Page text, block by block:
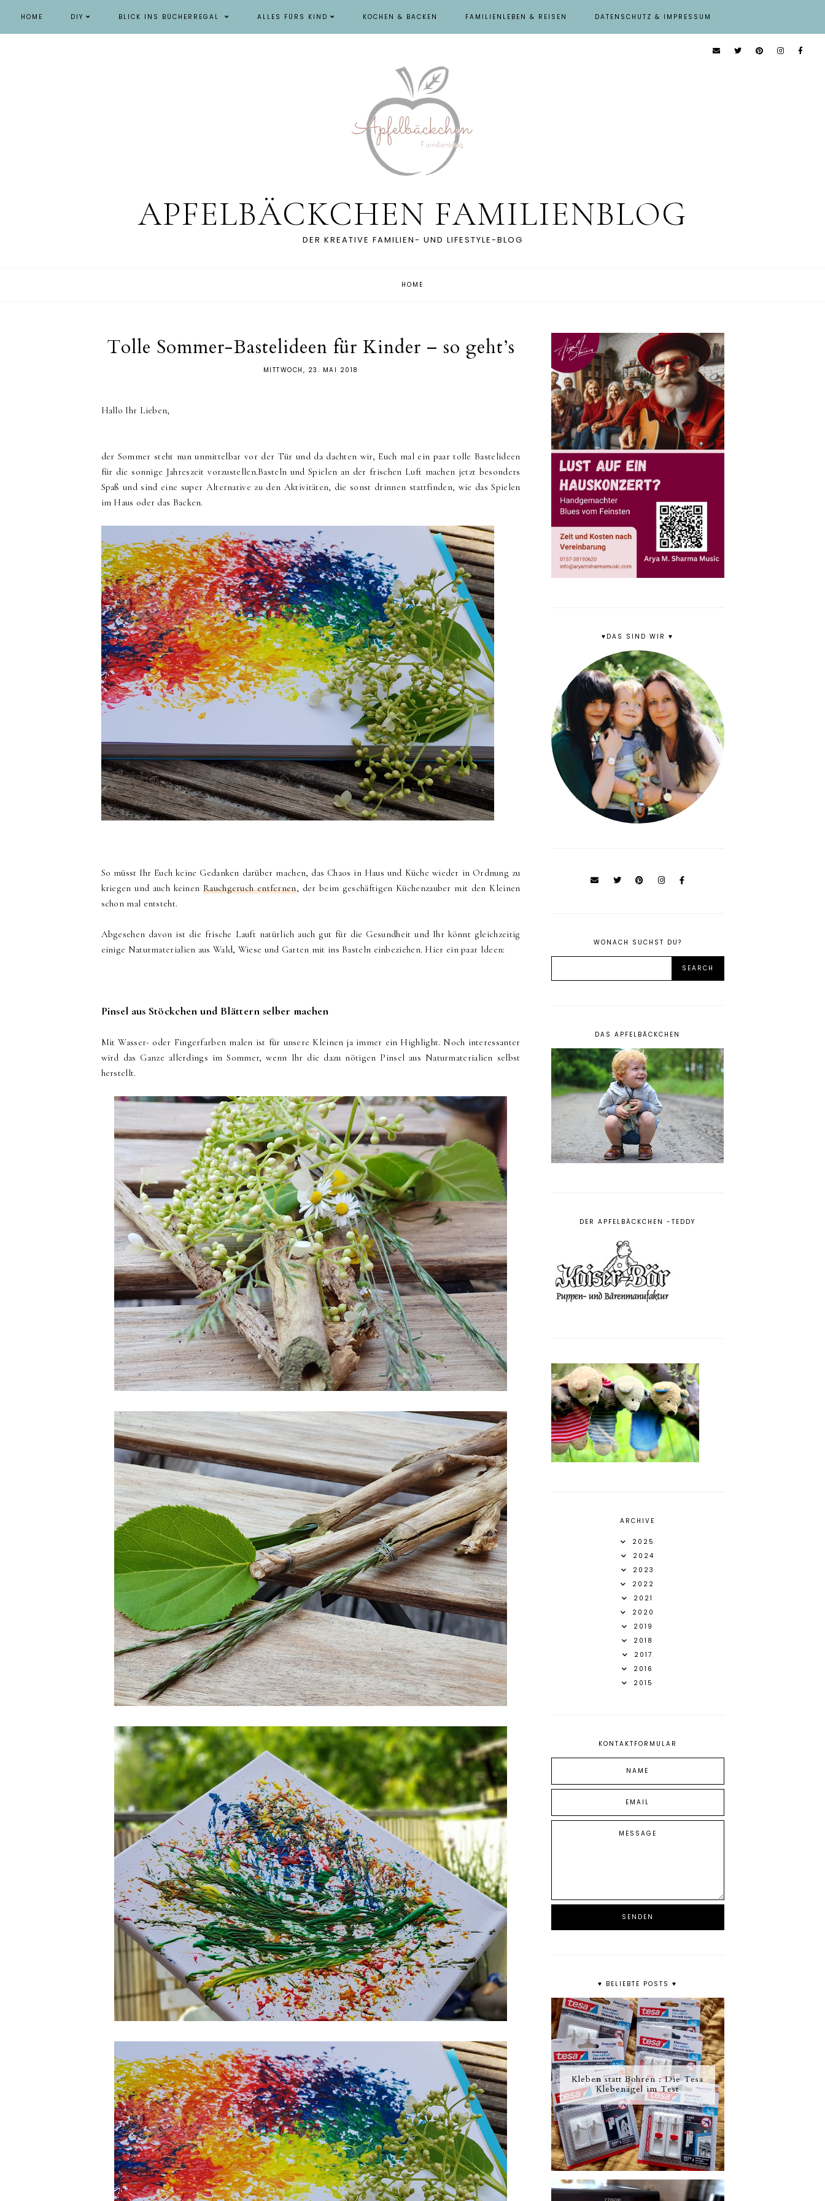
HOME DIY BLICK INS BÜCHERREGAL ALLES FÜRS KIND KOCHEN & BACKEN FAMILIENLEBEN & REISEN DATENSCHUTZ & IMPRESSUM
APFELBÄCKCHEN FAMILIENBLOG
DER KREATIVE FAMILIEN- UND LIFESTYLE-BLOG
HOME
Tolle Sommer-Bastelideen für Kinder – so geht’s
MITTWOCH, 23. MAI 2018
Hallo Ihr Lieben,
der Sommer steht nun unmittelbar vor der Tür und da dachten wir, Euch mal ein paar tolle Bastelideen
für die sonnige Jahreszeit vorzustellen.Basteln und Spielen an der frischen Luft machen jetzt besonders
Spaß und sind eine super Alternative zu den Aktivitäten, die sonst drinnen stattfinden, wie das Spielen
im Haus oder das Backen.
So müsst Ihr Euch keine Gedanken darüber machen, das Chaos in Haus und Küche wieder in Ordnung zu
kriegen und auch keinen Rauchgeruch entfernen, der beim geschäftigen Küchenzauber mit den Kleinen
schon mal entsteht.
Abgesehen davon ist die frische Lauft natürlich auch gut für die Gesundheit und Ihr könnt gleichzeitig
einige Naturmaterialien aus Wald, Wiese und Garten mit ins Basteln einbeziehen. Hier ein paar Ideen:
Pinsel aus Stöckchen und Blättern selber machen
Mit Wasser- oder Fingerfarben malen ist für unsere Kleinen ja immer ein Highlight. Noch interessanter
wird das Ganze allerdings im Sommer, wenn Ihr die dazu nötigen Pinsel aus Naturmaterialien selbst
herstellt.
♥DAS SIND WIR ♥
WONACH SUCHST DU?
DAS APFELBÄCKCHEN
DER APFELBÄCKCHEN -TEDDY
ARCHIVE
2025
2024
2023
2022
2021
2020
2019
2018
2017
2016
2015
KONTAKTFORMULAR
♥ BELIEBTE POSTS ♥
Kleben statt Bohren : Die Tesa
Klebenägel im Test